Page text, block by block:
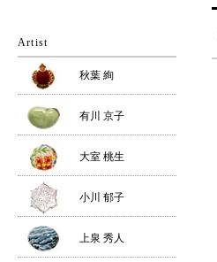
Artist
秋葉 絢
有川 京子
大室 桃生
小川 郁子
上泉 秀人